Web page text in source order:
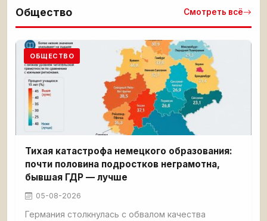
Общество Смотреть всё
ОБЩЕСТВО
Тихая катастрофа немецкого образования:
почти половина подростков неграмотна,
бывшая ГДР — лучше
05-08-2026
Германия столкнулась с обвалом качества